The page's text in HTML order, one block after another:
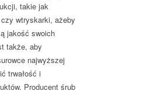
takie jak
wtryskarki, ażeby
jakość swoich
także, aby
najwyższej
trwałość i
Producent śrub